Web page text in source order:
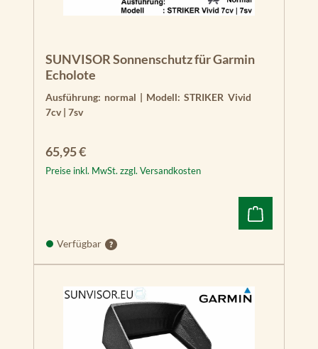
SUNVISOR Sonnenschutz für Garmin
Echolote
Ausführung: normal | Modell: STRIKER Vivid
7cv | 7sv
Regulärer Preis:
65,95 €
Preise inkl. MwSt. zzgl. Versandkosten
Verfügbar